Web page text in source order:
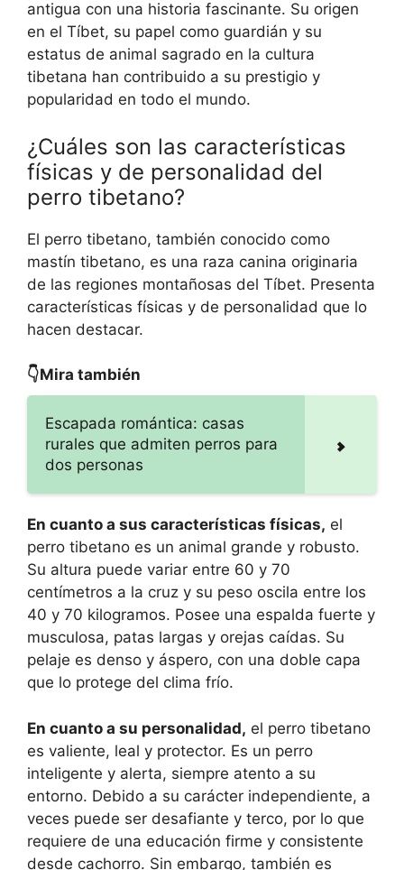
antigua con una historia fascinante. Su origen
en el Tíbet, su papel como guardián y su
estatus de animal sagrado en la cultura
tibetana han contribuido a su prestigio y
popularidad en todo el mundo.
¿Cuáles son las características
físicas y de personalidad del
perro tibetano?
El perro tibetano, también conocido como
mastín tibetano, es una raza canina originaria
de las regiones montañosas del Tíbet. Presenta
características físicas y de personalidad que lo
hacen destacar.
👇Mira también
Escapada romántica: casas
rurales que admiten perros para
dos personas
En cuanto a sus características físicas, el
perro tibetano es un animal grande y robusto.
Su altura puede variar entre 60 y 70
centímetros a la cruz y su peso oscila entre los
40 y 70 kilogramos. Posee una espalda fuerte y
musculosa, patas largas y orejas caídas. Su
pelaje es denso y áspero, con una doble capa
que lo protege del clima frío.
En cuanto a su personalidad, el perro tibetano
es valiente, leal y protector. Es un perro
inteligente y alerta, siempre atento a su
entorno. Debido a su carácter independiente, a
veces puede ser desafiante y terco, por lo que
requiere de una educación firme y consistente
desde cachorro. Sin embargo, también es